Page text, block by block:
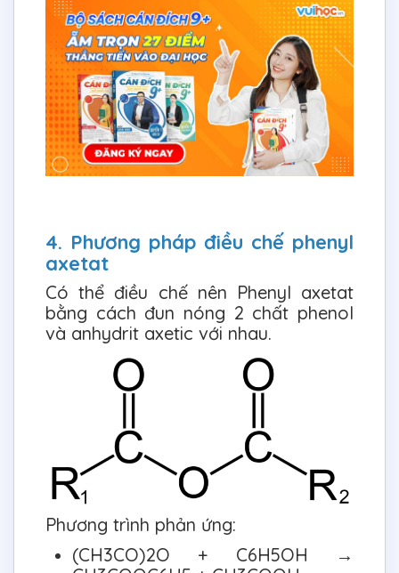
4. Phương pháp điều chế phenyl
axetat
Có thể điều chế nên Phenyl axetat
bằng cách đun nóng 2 chất phenol
và anhydrit axetic với nhau.
Phương trình phản ứng:
(CH3CO)2O + C6H5OH →